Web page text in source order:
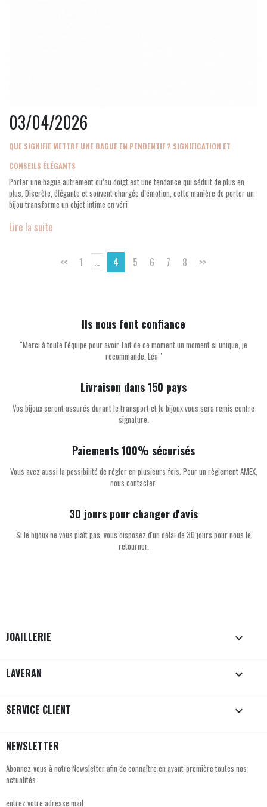
03/04/2026
QUE SIGNIFIE METTRE UNE BAGUE EN PENDENTIF ? SIGNIFICATION ET
CONSEILS ÉLÉGANTS
Porter une bague autrement qu’au doigt est une tendance qui séduit de plus en
plus. Discrète, élégante et souvent chargée d’émotion, cette manière de porter un
bijou transforme un objet intime en véri
Lire la suite
<< 1 ... 4 5 6 7 8 >>
Ils nous font confiance
''Merci à toute l'équipe pour avoir fait de ce moment un moment si unique, je
recommande. Léa ''
Livraison dans 150 pays
Vos bijoux seront assurés durant le transport et le bijoux vous sera remis contre
signature.
Paiements 100% sécurisés
Vous avez aussi la possibilité de régler en plusieurs fois. Pour un règlement AMEX,
nous contacter.
30 jours pour changer d'avis
Si le bijoux ne vous plaît pas, vous disposez d'un délai de 30 jours pour nous le
retourner.
JOAILLERIE 
LAVERAN 
SERVICE CLIENT 
NEWSLETTER
Abonnez-vous à notre Newsletter afin de connaître en avant-première toutes nos
actualités.